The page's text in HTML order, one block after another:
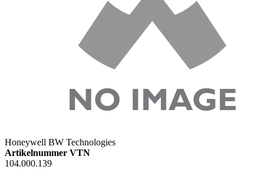
Honeywell BW Technologies
Artikelnummer VTN
104.000.139